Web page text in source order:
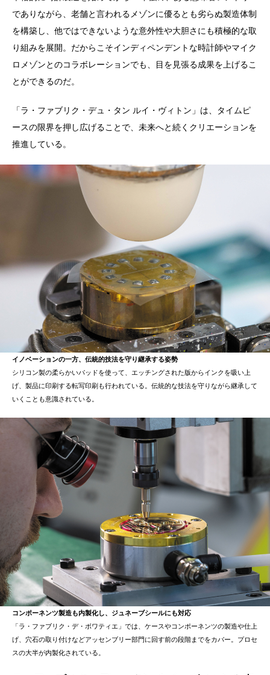
でありながら、老舗と言われるメゾンに優るとも劣らぬ製造体制
を構築し、他ではできないような意外性や大胆さにも積極的な取
り組みを展開。だからこそインディペンデントな時計師やマイク
ロメゾンとのコラボレーションでも、目を見張る成果を上げるこ
とができるのだ。
「ラ・ファブリク・デュ・タン ルイ・ヴィトン」は、タイムピ
ースの限界を押し広げることで、未来へと続くクリエーションを
推進している。
イノベーションの一方、伝統的技法を守り継承する姿勢
シリコン製の柔らかいパッドを使って、エッチングされた版からインクを吸い上
げ、製品に印刷する転写印刷も行われている。伝統的な技法を守りながら継承して
いくことも意識されている。
コンポーネンツ製造も内製化し、ジュネーブシールにも対応
「ラ・ファブリク・デ・ボワティエ」では、ケースやコンポーネンツの製造や仕上
げ、穴石の取り付けなどアッセンブリー部門に回す前の段階までをカバー。プロセ
スの大半が内製化されている。